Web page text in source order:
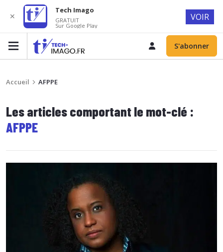
S'abonner
Accueil AFPPE
Les articles comportant le mot-clé :
AFPPE
✕
Tech Imago
GRATUIT
Sur Google Play
VOIR